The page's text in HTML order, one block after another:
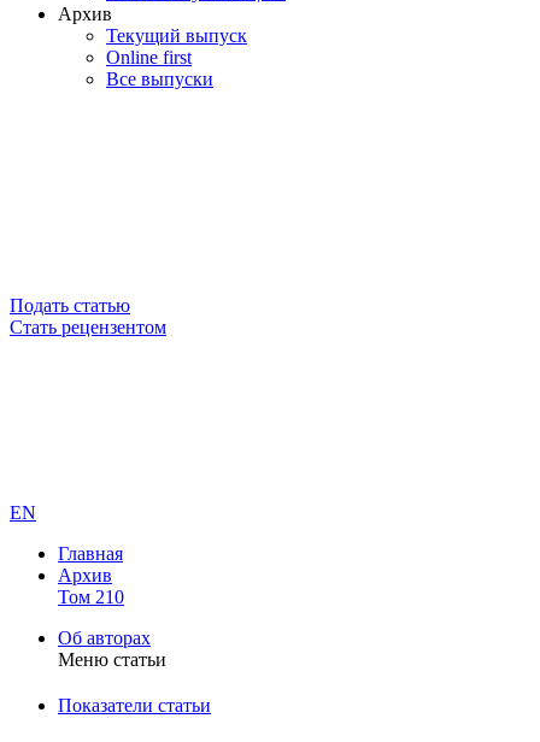
Архив
Текущий выпуск
Online first
Все выпуски
Подать статью
Стать рецензентом
EN
Главная
Архив
Том 210
Об авторах
Меню статьи
Показатели статьи